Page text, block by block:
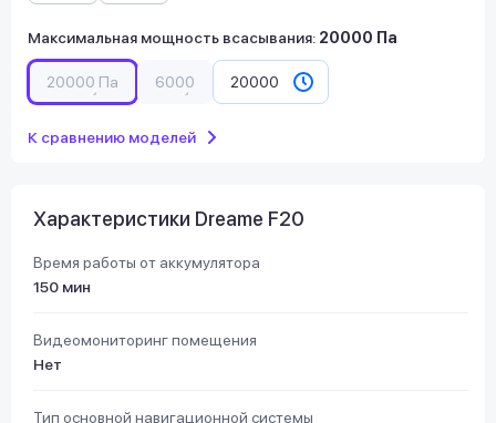
Максимальная мощность всасывания: 20000 Па
20000 Па 6000 20000
К сравнению моделей
Характеристики Dreame F20
Время работы от аккумулятора
150 мин
Видеомониторинг помещения
Нет
Тип основной навигационной системы